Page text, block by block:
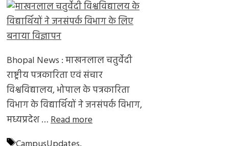
Bhopal News : माखनलाल चतुर्वेदी
राष्ट्रीय पत्रकारिता एवं संचार
विश्वविद्यालय, भोपाल के पत्रकारिता
विभाग के विद्यार्थियों ने जनसंपर्क विभाग,
मध्यप्रदेश …Read more